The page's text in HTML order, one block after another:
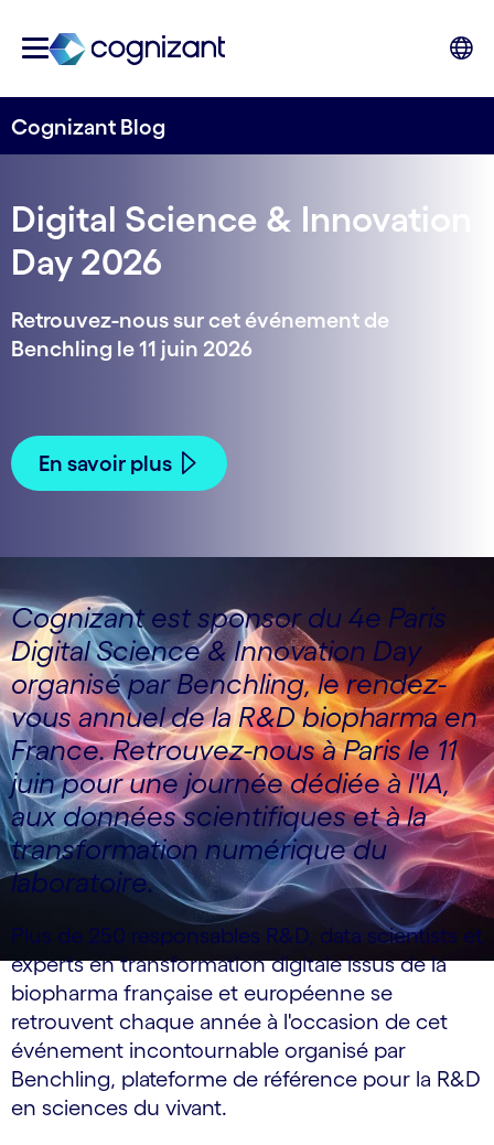
Cognizant Blog
Digital Science & Innovation
Day 2026
Retrouvez-nous sur cet événement de
Benchling le 11 juin 2026
En savoir plus
Cognizant est sponsor du 4e Paris
Digital Science & Innovation Day
organisé par Benchling, le rendez-
vous annuel de la R&D biopharma en
France. Retrouvez-nous à Paris le 11
juin pour une journée dédiée à l'IA,
aux données scientifiques et à la
transformation numérique du
laboratoire.
Plus de 250 responsables R&D, data scientists et
experts en transformation digitale issus de la
biopharma française et européenne se
retrouvent chaque année à l'occasion de cet
événement incontournable organisé par
Benchling, plateforme de référence pour la R&D
en sciences du vivant.